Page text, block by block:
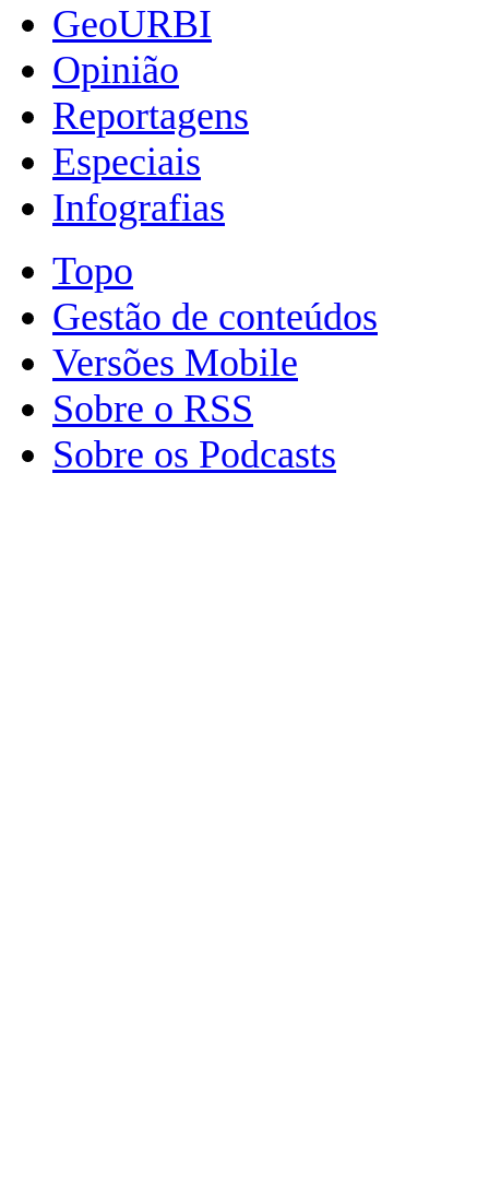
GeoURBI
Opinião
Reportagens
Especiais
Infografias
Topo
Gestão de conteúdos
Versões Mobile
Sobre o RSS
Sobre os Podcasts